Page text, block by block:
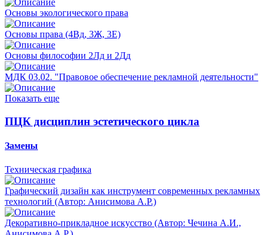
Основы экологического права
Основы права (4Вд, 3Ж, 3Е)
Основы философии 2Лд и 2Дд
МДК 03.02. "Правовое обеспечение рекламной деятельности"
Показать еще
ПЦК дисциплин эстетического цикла
Замены
Техническая графика
Графический дизайн как инструмент современных рекламных
технологий (Автор: Анисимова А.Р.)
Декоративно-прикладное искусство (Автор: Чечина А.И.,